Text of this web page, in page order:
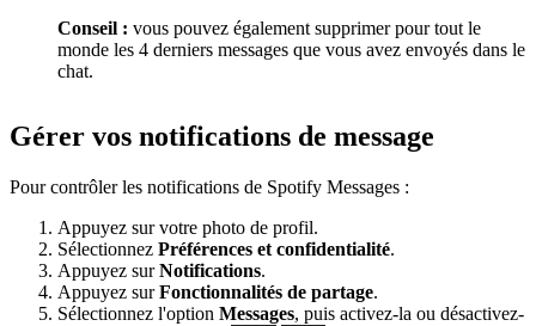
Conseil : vous pouvez également supprimer pour tout le
monde les 4 derniers messages que vous avez envoyés dans le
chat.
Gérer vos notifications de message
Pour contrôler les notifications de Spotify Messages :
Appuyez sur votre photo de profil.
Sélectionnez Préférences et confidentialité.
Appuyez surNotifications.
Appuyez surFonctionnalités de partage.
Sélectionnez l'option Messages, puis activez-la ou désactivez-